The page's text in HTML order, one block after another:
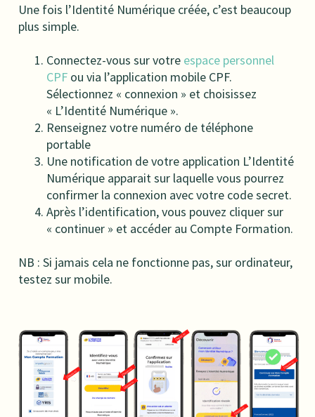
Une fois l’Identité Numérique créée, c’est beaucoup
plus simple.
Connectez-vous sur votre espace personnel
CPF ou via l’application mobile CPF.
Sélectionnez « connexion » et choisissez
« L’Identité Numérique ».
Renseignez votre numéro de téléphone
portable
Une notification de votre application L’Identité
Numérique apparait sur laquelle vous pourrez
confirmer la connexion avec votre code secret.
Après l’identification, vous pouvez cliquer sur
« continuer » et accéder au Compte Formation.
NB : Si jamais cela ne fonctionne pas, sur ordinateur,
testez sur mobile.